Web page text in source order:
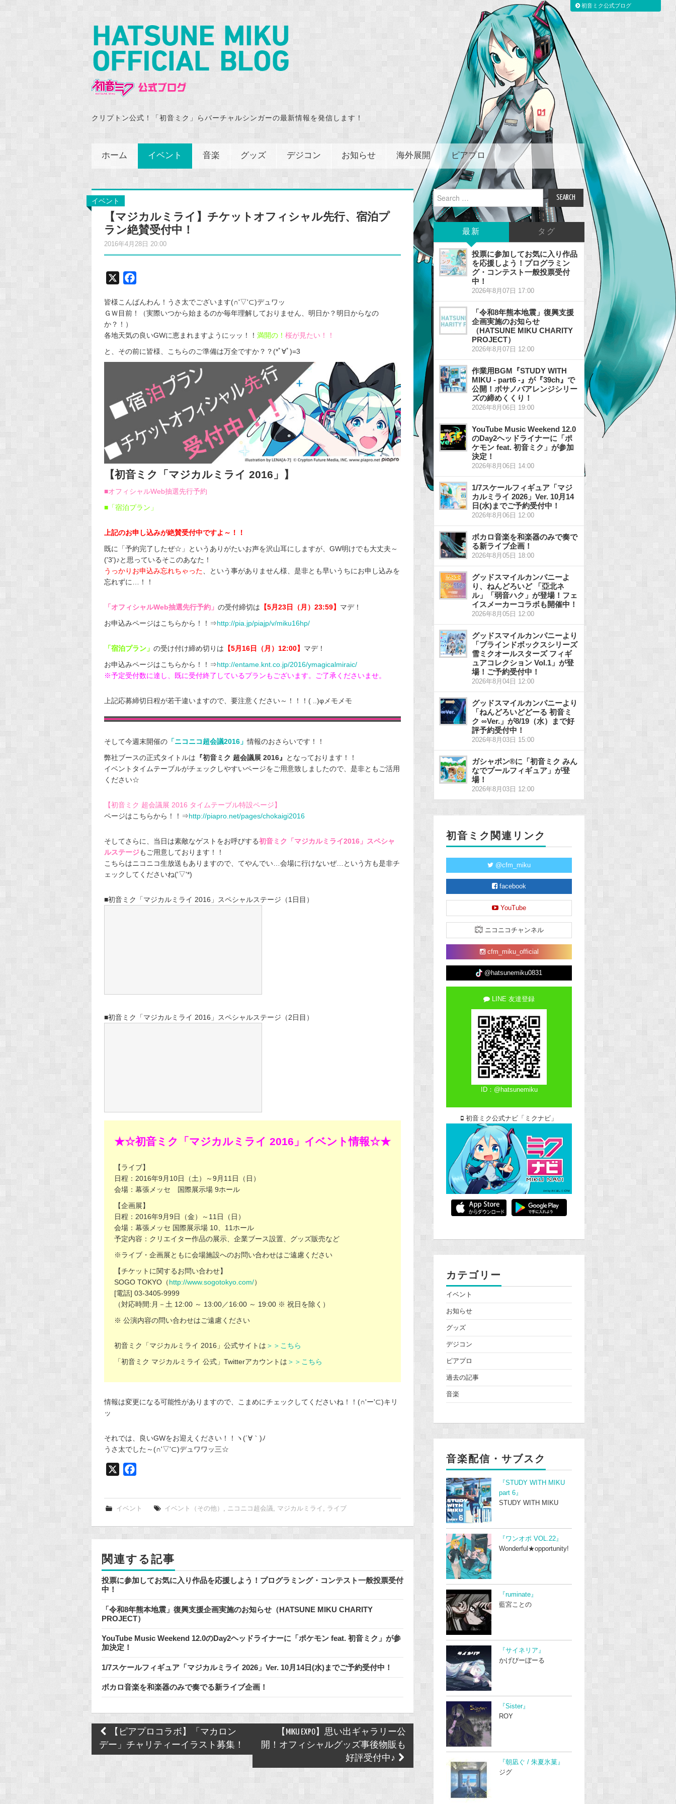
クリプトン公式！「初音ミク」らバーチャルシンガーの最新情報を発信します！
ホーム イベント 音楽 グッズ デジコン お知らせ 海外展開 ピアプロ
イベント
【マジカルミライ】チケットオフィシャル先行、宿泊プ
ラン絶賛受付中！
2016年4月28日 20:00
c
o
皆様こんばんわん！うさ太でございます(∩'▽'⊂)デュワッ
ＧＷ目前！（実際いつから始まるのか毎年理解しておりません、明日か？明日からなの
か？！）
各地天気の良いGWに恵まれますようにッッ！！ 満開の！ 桜が見たい！！
と、その前に皆様、こちらのご準備は万全ですか？？(*ﾟ∀ﾟ)=3
【初音ミク「マジカルミライ 2016」】
■オフィシャルWeb抽選先行予約
■「宿泊プラン」
上記のお申し込みが絶賛受付中ですよ～！！
既に「予約完了したぜ☆」というありがたいお声を沢山耳にしますが、GW明けでも大丈夫～
('3')♪と思っているそこのあなた！
うっかりお申込み忘れちゃった、という事がありません様、是非とも早いうちにお申し込みを
忘れずに…！！
「オフィシャルWeb抽選先行予約」 の受付締切は 【5月23日（月）23:59】 マデ！
お申込みページはこちらから！！⇒http://pia.jp/piajp/v/miku16hp/
「宿泊プラン」 の受け付け締め切りは 【5月16日（月）12:00】 マデ！
お申込みページはこちらから！！⇒http://entame.knt.co.jp/2016/ymagicalmiraic/
※予定受付数に達し、既に受付終了しているプランもございます。ご了承くださいませ。
上記応募締切日程が若干違いますので、要注意ください～！！！( ..)φメモメモ
そして今週末開催の 「ニコニコ超会議2016」情報のおさらいです！！
弊社ブースの正式タイトルは 『初音ミク 超会議展 2016』
となっております！！
イベントタイムテーブルがチェックしやすいページをご用意致しましたので、是非ともご活用
ください☆
【初音ミク 超会議展 2016 タイムテーブル特設ページ】
ページはこちらから！！⇒http://piapro.net/pages/chokaigi2016
そしてさらに、当日は素敵なゲストをお呼びする初音ミク「マジカルミライ2016」スペシャ
ルステージもご用意しております！！
こちらはニコニコ生放送もありますので、てやんでい…会場に行けないぜ…という方も是非チ
ェックしてくださいね('▽'*)
■初音ミク「マジカルミライ 2016」スペシャルステージ（1日目）
■初音ミク「マジカルミライ 2016」スペシャルステージ（2日目）
★☆初音ミク「マジカルミライ 2016」イベント情報☆★
【ライブ】
日程：2016年9月10日（土）～9月11日（日）
会場：幕張メッセ 国際展示場 9ホール
【企画展】
日程：2016年9月9日（金）～11日（日）
会場：幕張メッセ 国際展示場 10、11ホール
予定内容：クリエイター作品の展示、企業ブース設置、グッズ販売など
※ライブ・企画展ともに会場施設へのお問い合わせはご遠慮ください
【チケットに関するお問い合わせ】
SOGO TOKYO（http://www.sogotokyo.com/）
[電話] 03-3405-9999
（対応時間:月－土 12:00 ～ 13:00／16:00 ～ 19:00 ※ 祝日を除く）
※ 公演内容の問い合わせはご遠慮ください
初音ミク「マジカルミライ 2016」公式サイトは ＞＞こちら
「初音ミク マジカルミライ 公式」Twitterアカウントは ＞＞こちら
情報は変更になる可能性がありますので、こまめにチェックしてくださいね！！(∩'ー'⊂)キリ
ッ
それでは、良いGWをお迎えください！！ヽ(´∀｀)ﾉ
うさ太でした～(∩'▽'⊂)デュワワッ三☆
e
k
イベント イベント（その他） , ニコニコ超会議, マジカルミライ , ライブ
関連する記事
投票に参加してお気に入り作品を応援しよう！プログラミング・コンテスト一般投票受付
中！
「令和8年熊本地震」復興支援企画実施のお知らせ（HATSUNE MIKU CHARITY
PROJECT）
YouTube Music Weekend 12.0のDay2ヘッドライナーに「ポケモン feat. 初音ミク」が参
加決定！
1/7スケールフィギュア「マジカルミライ 2026」Ver. 10月14日(水)までご予約受付中！
ボカロ音楽を和楽器のみで奏でる新ライブ企画！
Post
navigation
【ピアプロコラボ】「マカロン
デー」チャリティーイラスト募集！
【MIKU EXPO】思い出ギャラリー公
開！オフィシャルグッズ事後物販も
好評受付中♪
Search
for:
最新 タグ
投票に参加してお気に入り作品
を応援しよう！プログラミン
グ・コンテスト一般投票受付
中！
2026年8月07日 17:00
「令和8年熊本地震」復興支援
企画実施のお知らせ
（HATSUNE MIKU CHARITY
PROJECT）
2026年8月07日 12:00
作業用BGM『STUDY WITH
MIKU - part6 -』が『39ch』で
公開！ボサノバアレンジシリー
ズの締めくくり！
2026年8月06日 19:00
YouTube Music Weekend 12.0
のDay2ヘッドライナーに「ポ
ケモン feat. 初音ミク」が参加
決定！
2026年8月06日 14:00
1/7スケールフィギュア「マジ
カルミライ 2026」Ver. 10月14
日(水)までご予約受付中！
2026年8月06日 12:00
ボカロ音楽を和楽器のみで奏で
る新ライブ企画！
2026年8月05日 18:00
グッドスマイルカンパニーよ
り、ねんどろいど 「亞北ネ
ル」「弱音ハク」が登場！フェ
イスメーカーコラボも開催中！
2026年8月05日 12:00
グッドスマイルカンパニーより
「ブラインドボックスシリーズ
雪ミクオールスターズ フィギ
ュアコレクション Vol.1」が登
場！ご予約受付中！
2026年8月04日 12:00
グッドスマイルカンパニーより
「ねんどろいどどーる 初音ミ
ク ∞Ver.」が8/19（水）まで好
評予約受付中！
2026年8月03日 15:00
ガシャポン®に「初音ミク みん
なでプールフィギュア」が登
場！
2026年8月03日 12:00
初音ミク関連リンク
@cfm_miku
facebook
YouTube
ニコニコチャンネル
cfm_miku_official
@hatsunemiku0831
LINE 友達登録
ID：@hatsunemiku
初音ミク公式ナビ「ミクナビ」
カテゴリー
イベント
お知らせ
グッズ
デジコン
ピアプロ
過去の記事
音楽
音楽配信・サブスク
『STUDY WITH MIKU
part 6』
STUDY WITH MIKU
『ワンオポ VOL.22』
Wonderful★opportunity!
『ruminate』
藍宮ことの
『サイネリア』
かげぴーぼーる
『Sister』
ROY
『朝凪ぐ / 朱夏氷菓』
ジグ
初音ミク公式ブログ